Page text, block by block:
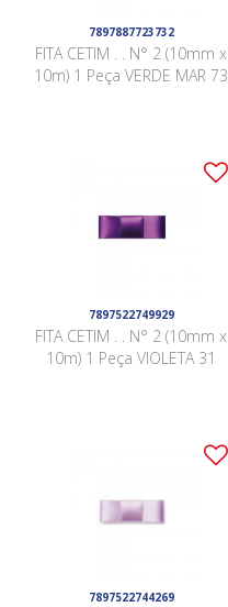
7897887723732
FITA CETIM . . N° 2 (10mm x
10m) 1 Peça VERDE MAR 73
7897522749929
FITA CETIM . . N° 2 (10mm x
10m) 1 Peça VIOLETA 31
7897522744269